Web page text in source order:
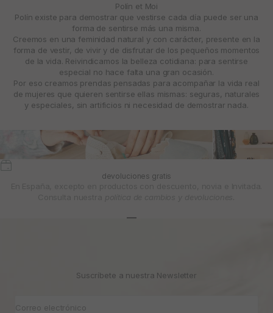
Polín et Moi
Polín existe para demostrar que vestirse cada día puede ser una
forma de sentirse más una misma.
Creemos en una feminidad natural y con carácter, presente en la
forma de vestir, de vivir y de disfrutar de los pequeños momentos
de la vida. Reivindicamos la belleza cotidiana: para sentirse
especial no hace falta una gran ocasión.
Por eso creamos prendas pensadas para acompañar la vida real
de mujeres que quieren sentirse ellas mismas: seguras, naturales
y especiales, sin artificios ni necesidad de demostrar nada.
devoluciones gratis
Suscríbete a nuestra Newsletter
Correo electrónico